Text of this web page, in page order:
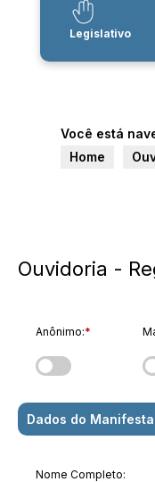
Legislativo
Você está
Home
Ouvidoria -
Anônimo:*
Dados do
Nome Completo: